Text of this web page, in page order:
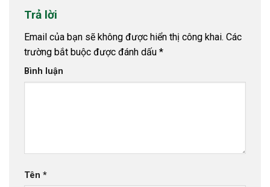
Trả lời
Email của bạn sẽ không được hiển thị công khai. Các
trường bắt buộc được đánh dấu *
Bình luận
Tên *